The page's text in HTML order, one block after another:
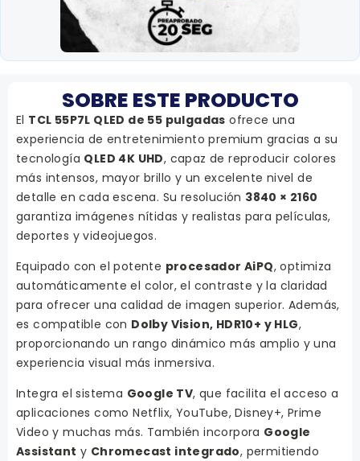
SOBRE ESTE PRODUCTO
El TCL 55P7L QLED de 55 pulgadas ofrece una
experiencia de entretenimiento premium gracias a su
tecnología QLED 4K UHD, capaz de reproducir colores
más intensos, mayor brillo y un excelente nivel de
detalle en cada escena. Su resolución 3840 × 2160
garantiza imágenes nítidas y realistas para películas,
deportes y videojuegos.
Equipado con el potente procesador AiPQ, optimiza
automáticamente el color, el contraste y la claridad
para ofrecer una calidad de imagen superior. Además,
es compatible con Dolby Vision, HDR10+ y HLG,
proporcionando un rango dinámico más amplio y una
experiencia visual más inmersiva.
Integra el sistema Google TV, que facilita el acceso a
aplicaciones como Netflix, YouTube, Disney+, Prime
Video y muchas más. También incorpora Google
Assistant y Chromecast integrado, permitiendo